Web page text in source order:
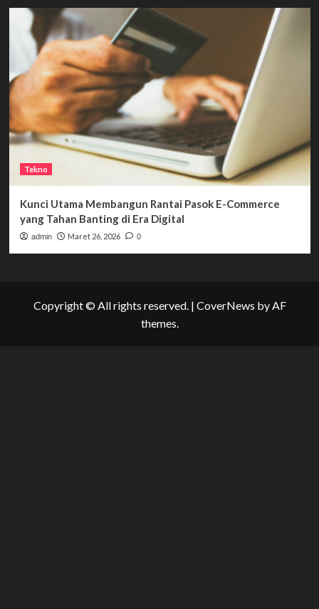
Tekno
Kunci Utama Membangun Rantai Pasok E-Commerce
yang Tahan Banting di Era Digital
admin Maret 26, 2026 0
Copyright © All rights reserved. | CoverNews by AF
themes.